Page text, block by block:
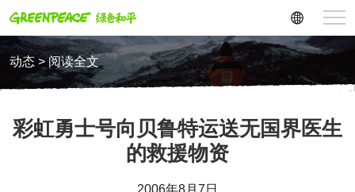
动态 > 阅读全文
彩虹勇士号向贝鲁特运送无国界医生
的救援物资
2006年8月7日